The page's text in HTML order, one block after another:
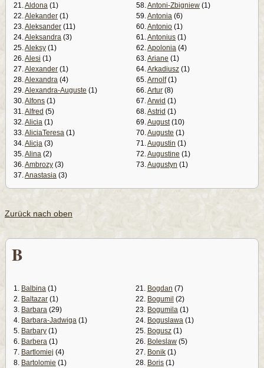
21. Aldona (1)
22. Alekander (1)
23. Aleksander (11)
24. Aleksandra (3)
25. Aleksy (1)
26. Alesi (1)
27. Alexander (1)
28. Alexandra (4)
29. Alexandra-Auguste (1)
30. Alfons (1)
31. Alfred (5)
32. Alicia (1)
33. AliciaTeresa (1)
34. Alicja (3)
35. Alina (2)
36. Ambrozy (3)
37. Anastasia (3)
58. Antoni-Zbigniew (1)
59. Antonia (6)
60. Antonio (1)
61. Antonius (1)
62. Apolonia (4)
63. Ariane (1)
64. Arkadiusz (1)
65. Arnolf(1)
66. Artur (8)
67. Arwid (1)
68. Astrid (1)
69. August(10)
70. Auguste (1)
71. Augustin (1)
72. Augustine (1)
73. Augustyn (1)
Zurück nach oben
B
1. Balbina (1)
2. Baltazar (1)
3. Barbara (29)
4. Barbara-Jadwiga (1)
5. Barbary (1)
6. Barbera (1)
7. Bartlomiej (4)
8. Bartolomie (1)
21. Bogdan (7)
22. Bogumil (2)
23. Bogumila (1)
24. Boguslawa (1)
25. Bogusz (1)
26. Boleslaw (5)
27. Bonik (1)
28. Boris (1)